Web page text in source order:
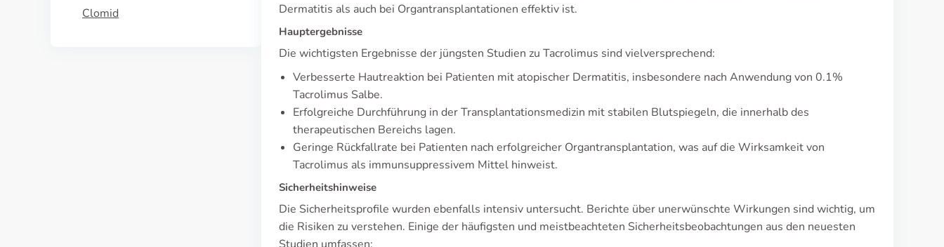
Clomid
Dermatitis als auch bei Organtransplantationen effektiv ist.
Hauptergebnisse
Die wichtigsten Ergebnisse der jüngsten Studien zu Tacrolimus sind vielversprechend:
Verbesserte Hautreaktion bei Patienten mit atopischer Dermatitis, insbesondere nach Anwendung von 0.1%
Tacrolimus Salbe.
Erfolgreiche Durchführung in der Transplantationsmedizin mit stabilen Blutspiegeln, die innerhalb des
therapeutischen Bereichs lagen.
Geringe Rückfallrate bei Patienten nach erfolgreicher Organtransplantation, was auf die Wirksamkeit von
Tacrolimus als immunsuppressivem Mittel hinweist.
Sicherheitshinweise
Die Sicherheitsprofile wurden ebenfalls intensiv untersucht. Berichte über unerwünschte Wirkungen sind wichtig, um
die Risiken zu verstehen. Einige der häufigsten und meistbeachteten Sicherheitsbeobachtungen aus den neuesten